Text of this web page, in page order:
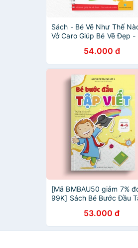
Sách - Bé Vẽ Như Thế
Vở Caro Giúp Bé Vẽ Đẹp -
54.000 đ
[Mã BMBAU50 giảm 7%
99K] Sách Bé Bước Đầu
1 (Dành Cho Bé 4 -6 Tuổi)
53.000 đ